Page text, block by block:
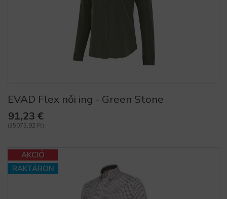
EVAD Flex női ing - Green Stone
91,23 €
(35073,92 Ft)
AKCIÓ
RAKTÁRON